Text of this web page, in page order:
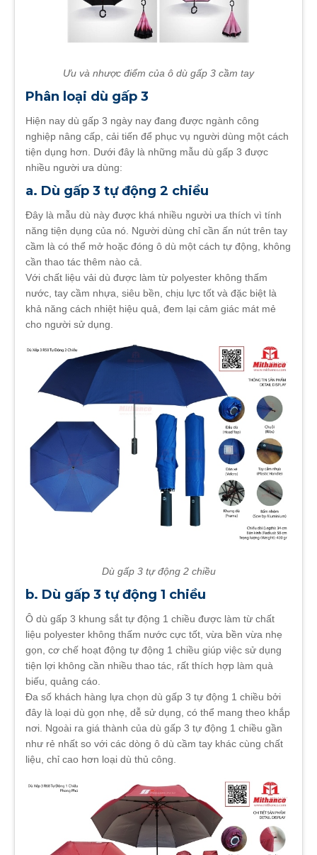
Ưu và nhược điểm của ô dù gấp 3 cầm tay
Phân loại dù gấp 3
Hiện nay dù gấp 3 ngày nay đang được ngành công
nghiệp nâng cấp, cải tiến để phục vụ người dùng một cách
tiện dụng hơn. Dưới đây là những mẫu dù gấp 3 được
nhiều người ưa dùng:
a. Dù gấp 3 tự động 2 chiều
Đây là mẫu dù này được khá nhiều người ưa thích vì tính
năng tiện dụng của nó. Người dùng chỉ cần ấn nút trên tay
cầm là có thể mở hoặc đóng ô dù một cách tự động, không
cần thao tác thêm nào cả.
Với chất liệu vải dù được làm từ polyester không thấm
nước, tay cầm nhựa, siêu bền, chịu lực tốt và đặc biệt là
khả năng cách nhiệt hiệu quả, đem lại cảm giác mát mẻ
cho người sử dụng.
Dù gấp 3 tự động 2 chiều
b. Dù gấp 3 tự động 1 chiều
Ô dù gấp 3 khung sắt tự động 1 chiều được làm từ chất
liệu polyester không thấm nước cực tốt, vừa bền vừa nhẹ
gọn, cơ chế hoạt động tự động 1 chiều giúp việc sử dụng
tiện lợi không cần nhiều thao tác, rất thích hợp làm quà
biếu, quảng cáo.
Đa số khách hàng lựa chọn dù gấp 3 tự động 1 chiều bởi
đây là loại dù gọn nhẹ, dễ sử dụng, có thể mang theo khắp
nơi. Ngoài ra giá thành của dù gấp 3 tự động 1 chiều gần
như rẻ nhất so với các dòng ô dù cầm tay khác cùng chất
liệu, chỉ cao hơn loại dù thủ công.